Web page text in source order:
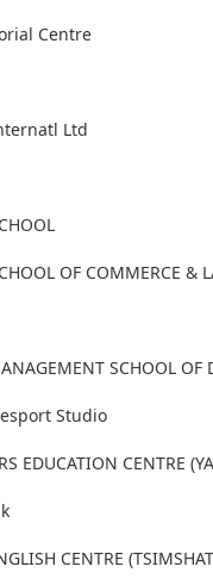
Centre
Ltd
OF COMMERCE &
SCHOOL OF
Studio
EDUCATION CENTRE
CENTRE